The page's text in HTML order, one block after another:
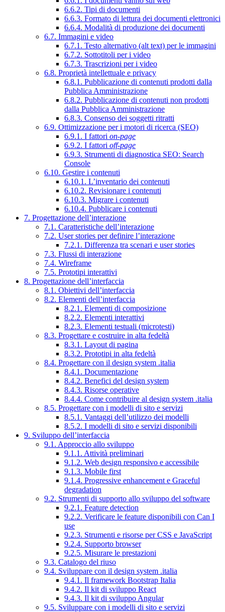
6.6.2. Tipi di documenti
6.6.3. Formato di lettura dei documenti elettronici
6.6.4. Modalità di produzione dei documenti
6.7. Immagini e video
6.7.1. Testo alternativo (alt text) per le immagini
6.7.2. Sottotitoli per i video
6.7.3. Trascrizioni per i video
6.8. Proprietà intellettuale e privacy
6.8.1. Pubblicazione di contenuti prodotti dalla
Pubblica Amministrazione
6.8.2. Pubblicazione di contenuti non prodotti
dalla Pubblica Amministrazione
6.8.3. Consenso dei soggetti ritratti
6.9. Ottimizzazione per i motori di ricerca (SEO)
6.9.1. I fattori on-page
6.9.2. I fattori off-page
6.9.3. Strumenti di diagnostica SEO: Search
Console
6.10. Gestire i contenuti
6.10.1. L’inventario dei contenuti
6.10.2. Revisionare i contenuti
6.10.3. Migrare i contenuti
6.10.4. Pubblicare i contenuti
7. Progettazione dell’interazione
7.1. Caratteristiche dell’interazione
7.2. User stories per definire l’interazione
7.2.1. Differenza tra scenari e user stories
7.3. Flussi di interazione
7.4. Wireframe
7.5. Prototipi interattivi
8. Progettazione dell’interfaccia
8.1. Obiettivi dell’interfaccia
8.2. Elementi dell’interfaccia
8.2.1. Elementi di composizione
8.2.2. Elementi interattivi
8.2.3. Elementi testuali (microtesti)
8.3. Progettare e costruire in alta fedeltà
8.3.1. Layout di pagina
8.3.2. Prototipi in alta fedeltà
8.4. Progettare con il design system .italia
8.4.1. Documentazione
8.4.2. Benefici del design system
8.4.3. Risorse operative
8.4.4. Come contribuire al design system .italia
8.5. Progettare con i modelli di sito e servizi
8.5.1. Vantaggi dell’utilizzo dei modelli
8.5.2. I modelli di sito e servizi disponibili
9. Sviluppo dell’interfaccia
9.1. Approccio allo sviluppo
9.1.1. Attività preliminari
9.1.2. Web design responsivo e accessibile
9.1.3. Mobile first
9.1.4. Progressive enhancement e Graceful
degradation
9.2. Strumenti di supporto allo sviluppo del software
9.2.1. Feature detection
9.2.2. Verificare le feature disponibili con Can I
use
9.2.3. Strumenti e risorse per CSS e JavaScript
9.2.4. Supporto browser
9.2.5. Misurare le prestazioni
9.3. Catalogo del riuso
9.4. Sviluppare con il design system .italia
9.4.1. Il framework Bootstrap Italia
9.4.2. Il kit di sviluppo React
9.4.3. Il kit di sviluppo Angular
9.5. Sviluppare con i modelli di sito e servizi